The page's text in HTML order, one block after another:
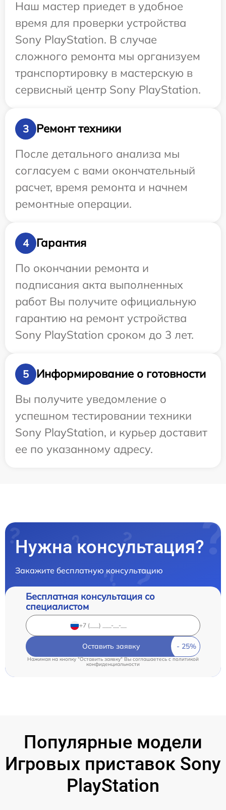
Наш мастер приедет в удобное
время для проверки устройства
Sony PlayStation. В случае
сложного ремонта мы организуем
транспортировку в мастерскую в
сервисный центр Sony PlayStation.
3
Ремонт техники
После детального анализа мы
согласуем с вами окончательный
расчет, время ремонта и начнем
ремонтные операции.
4
Гарантия
По окончании ремонта и
подписания акта выполненных
работ Вы получите официальную
гарантию на ремонт устройства
Sony PlayStation сроком до 3 лет.
5
Информирование о готовности
Вы получите уведомление о
успешном тестировании техники
Sony PlayStation, и курьер доставит
ее по указанному адресу.
Нужна консультация?
Закажите бесплатную консультацию
Бесплатная консультация со
специалистом
Оставить заявку
Нажимая на кнопку "Оставить заявку" Вы соглашаетесь cполитикой
конфиденциальности
Популярные модели
Игровых приставок Sony
PlayStation